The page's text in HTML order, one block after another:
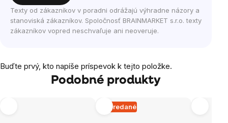
Texty od zákazníkov v poradni odrážajú výhradne názory a
stanoviská zákazníkov. Spoločnosť BRAINMARKET s.r.o. texty
zákazníkov vopred neschvaľuje ani neoveruje.
Buďte prvý, kto napíše príspevok k tejto položke.
Podobné produkty
Vypredané